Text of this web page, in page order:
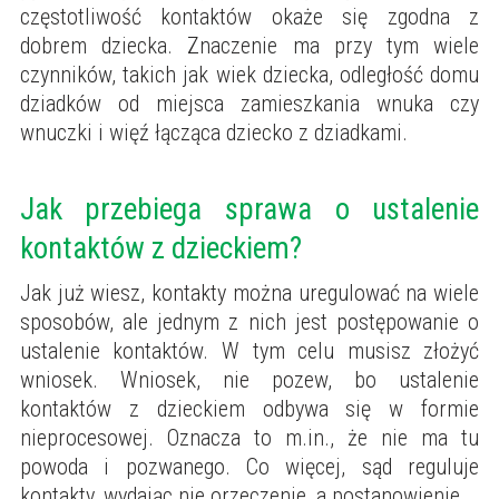
częstotliwość kontaktów okaże się zgodna z
dobrem dziecka. Znaczenie ma przy tym wiele
czynników, takich jak wiek dziecka, odległość domu
dziadków od miejsca zamieszkania wnuka czy
wnuczki i więź łącząca dziecko z dziadkami.
Jak przebiega sprawa o ustalenie
kontaktów z dzieckiem?
Jak już wiesz, kontakty można uregulować na wiele
sposobów, ale jednym z nich jest postępowanie o
ustalenie kontaktów. W tym celu musisz złożyć
wniosek. Wniosek, nie pozew, bo ustalenie
kontaktów z dzieckiem odbywa się w formie
nieprocesowej. Oznacza to m.in., że nie ma tu
powoda i pozwanego. Co więcej, sąd reguluje